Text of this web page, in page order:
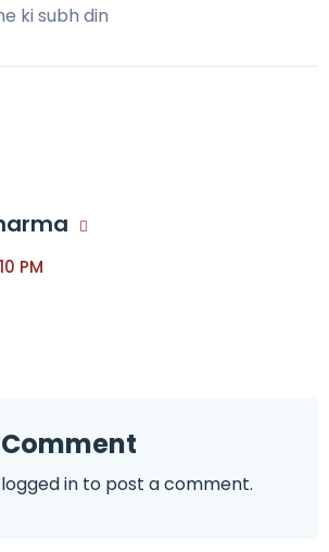
ki subh din
PM
logged in to post a comment.